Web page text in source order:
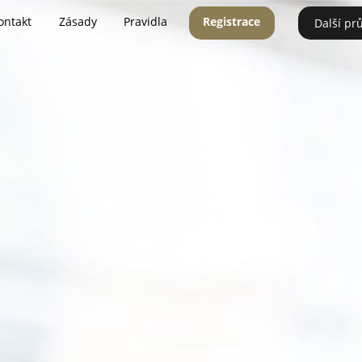
Zásady Pravidla Registrace Další